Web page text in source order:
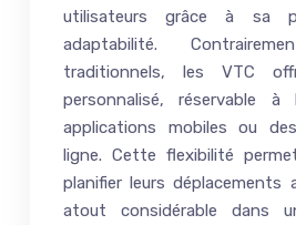
utilisateurs grâce à sa
adaptabilité.
traditionnels, les VTC
personnalisé, réservable à
applications mobiles ou
ligne. Cette flexibilité
planifier leurs déplacements
atout considérable dans